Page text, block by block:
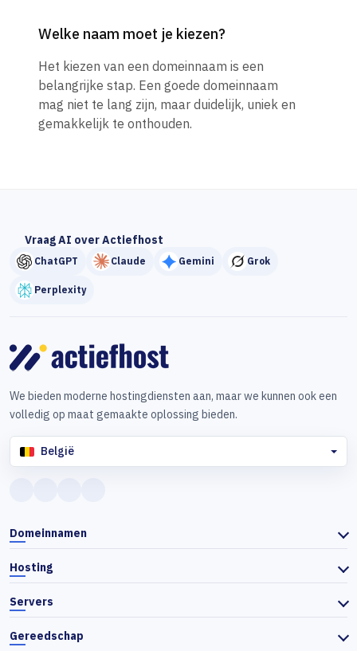
Welke naam moet je kiezen?
Het kiezen van een domeinnaam is een
belangrijke stap. Een goede domeinnaam
mag niet te lang zijn, maar duidelijk, uniek en
gemakkelijk te onthouden.
Vraag AI over Actiefhost
ChatGPT Claude Gemini Grok
Perplexity
We bieden moderne hostingdiensten aan, maar we kunnen ook een
volledig op maat gemaakte oplossing bieden.
België
Domeinnamen
Hosting
Servers
Gereedschap